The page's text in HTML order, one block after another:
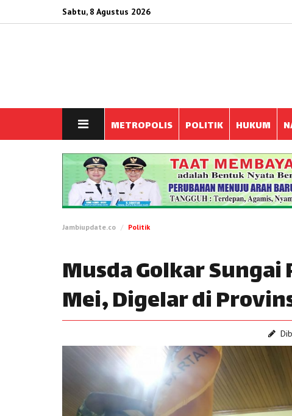
Sabtu, 8 Agustus 2026
METROPOLIS POLITIK HUKUM
Jambiupdate.co Politik
Musda Golkar
Mei, Digelar di